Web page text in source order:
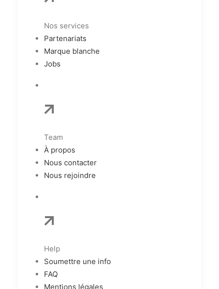
Nos services
Partenariats
Marque blanche
Jobs
Team
À propos
Nous contacter
Nous rejoindre
Help
Soumettre une info
FAQ
Mentions légales